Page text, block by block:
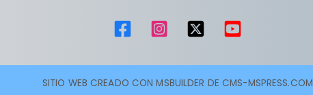
SITIO WEB CREADO CON MSBUILDER DE CMS-MSPRESS.COM